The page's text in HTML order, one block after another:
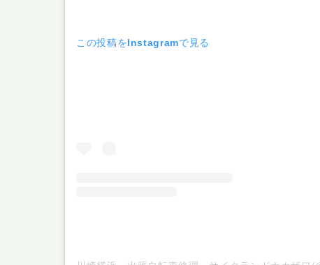
この投稿をInstagramで見る